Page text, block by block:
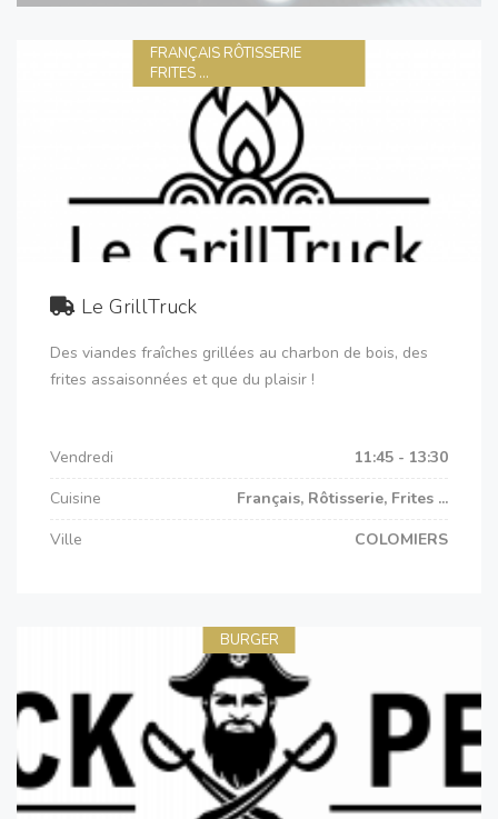
FRANÇAIS RÔTISSERIE
FRITES ...
Le GrillTruck
Des viandes fraîches grillées au charbon de bois, des
frites assaisonnées et que du plaisir !
Vendredi
11:45 - 13:30
Cuisine
Français, Rôtisserie, Frites ...
Ville
COLOMIERS
BURGER